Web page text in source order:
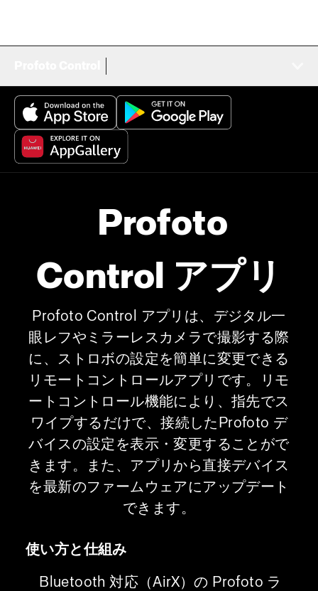
Profoto
Control アプリ
Profoto Control アプリは、デジタル一
眼レフやミラーレスカメラで撮影する際
に、ストロボの設定を簡単に変更できる
リモートコントロールアプリです。リモ
ートコントロール機能により、指先でス
ワイプするだけで、接続したProfoto デ
バイスの設定を表示・変更することがで
きます。また、アプリから直接デバイス
を最新のファームウェアにアップデート
できます。
使い方と仕組み
Bluetooth 対応（AirX）の Profoto ラ